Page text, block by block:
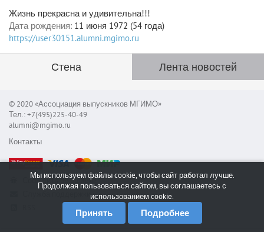
Жизнь прекрасна и удивительна!!!
Дата рождения: 11 июня 1972 (54 года)
https://user30151.alumni.mgimo.ru
Стена Лента новостей
© 2020 «Ассоциация выпускников МГИМО»
Тел.: +7(495)225-40-49
alumni@mgimo.ru
Контакты
Сообщить об ошибке
Мы используем файлы cookie, чтобы сайт работал лучше.
Продолжая пользоваться сайтом, вы соглашаетесь с
использованием cookie.
Принять Подробнее